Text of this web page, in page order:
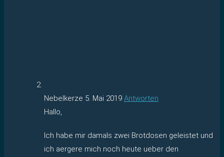
Nebelkerze 5. Mai 2019 Antworten
Hallo,
Ich habe mir damals zwei Brotdosen geleistet und
ich aergere mich noch heute ueber den